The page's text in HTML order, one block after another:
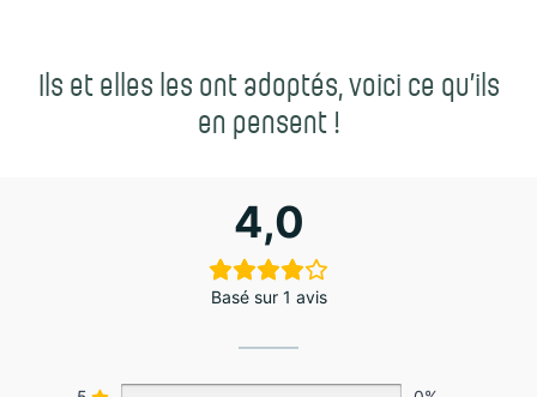
Ils et elles les ont adoptés, voici ce qu’ils
en pensent !
4,0
Basé sur 1 avis